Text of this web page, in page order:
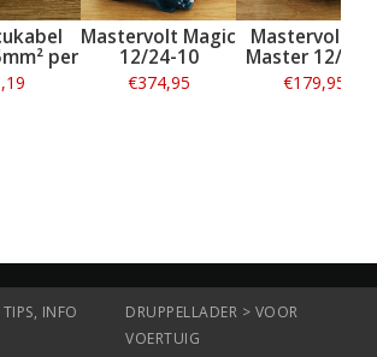
TS Accukabel
rood 2,5mm² per
Mastervolt Magic
12/24-10
€374,95
INFO
DRUPPELLADER > VOOR
VOERTUIG